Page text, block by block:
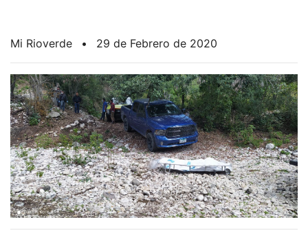
Mi Rioverde • 29 de Febrero de 2020